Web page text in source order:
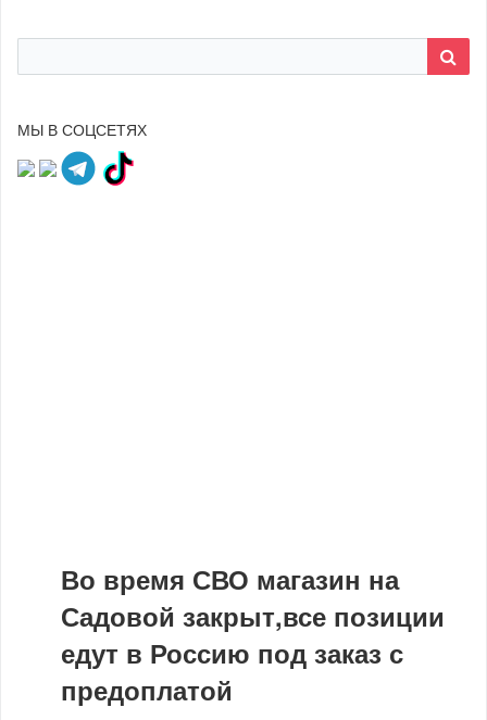
МЫ В СОЦСЕТЯХ
Во время СВО магазин на
Садовой закрыт,все позиции
едут в Россию под заказ с
предоплатой